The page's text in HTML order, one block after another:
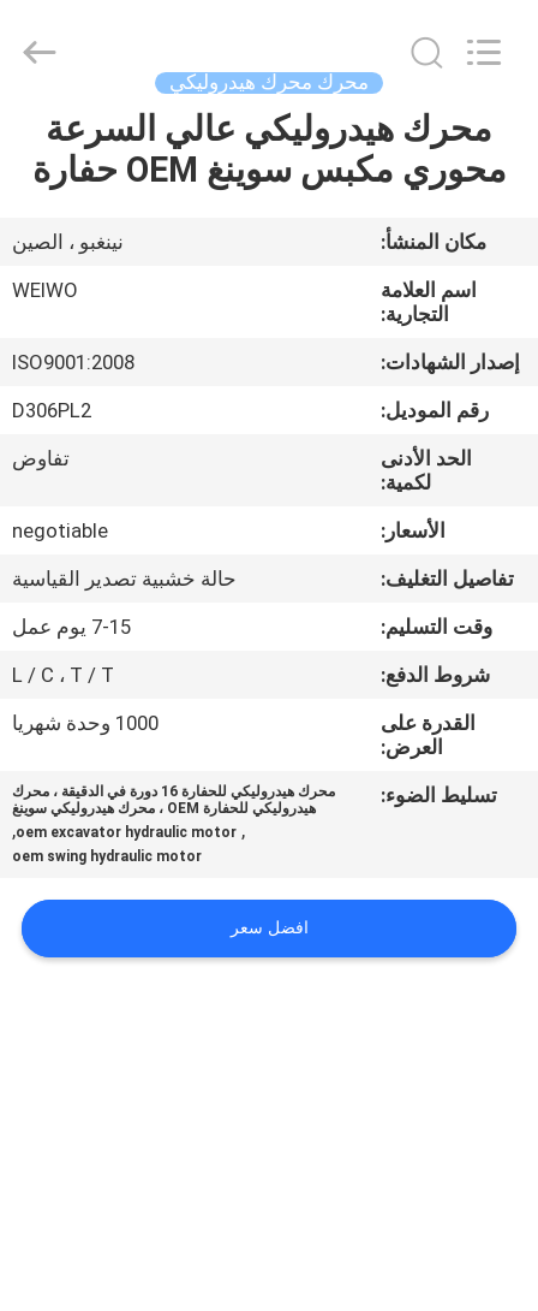
الصفحة
الرئيسية
منتجات
معلومات
عنا
جولة
المعمل
مراقبة
الجودة
اتصل
خريطة
Electromechanical
Co.,Ltd..
محرك محرك هيدروليكي
محرك هيدروليكي عالي السرعة
محوري مكبس سوينغ OEM حفارة
مكان المنشأ:
نينغبو ، الصين
اسم العلامة
التجارية:
WEIWO
إصدار الشهادات:
ISO9001:2008
رقم الموديل:
D306PL2
الحد الأدنى
لكمية:
تفاوض
الأسعار:
negotiable
تفاصيل التغليف:
حالة خشبية تصدير القياسية
وقت التسليم:
7-15 يوم عمل
شروط الدفع:
L / C ، T / T
القدرة على
العرض:
1000 وحدة شهريا
تسليط الضوء:
محرك هيدروليكي للحفارة 16 دورة في الدقيقة ، محرك
هيدروليكي للحفارة OEM ، محرك هيدروليكي سوينغ
,
oem excavator hydraulic motor
,
oem swing hydraulic motor
افضل سعر